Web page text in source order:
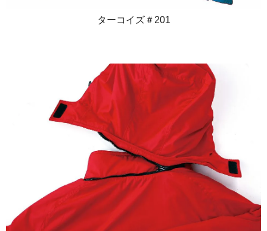
ターコイズ＃201